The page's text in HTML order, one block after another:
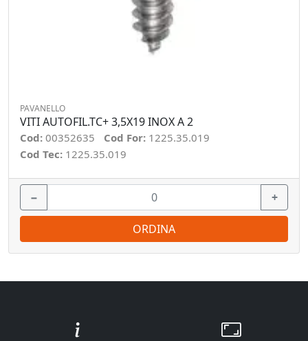
PAVANELLO
VITI AUTOFIL.TC+ 3,5X19 INOX A 2
Cod: 00352635 Cod For: 1225.35.019
Cod Tec: 1225.35.019
− +
ORDINA